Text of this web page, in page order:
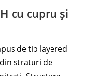
cu cupru și
de tip layered
straturi de